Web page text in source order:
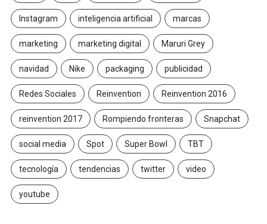
Instagram inteligencia artificial marcas
marketing marketing digital Maruri Grey
navidad Nike packaging publicidad
Redes Sociales Reinvention Reinvention 2016
reinvention 2017 Rompiendo fronteras Snapchat
social media Spot Super Bowl TBT
tecnología tendencias twitter video
youtube